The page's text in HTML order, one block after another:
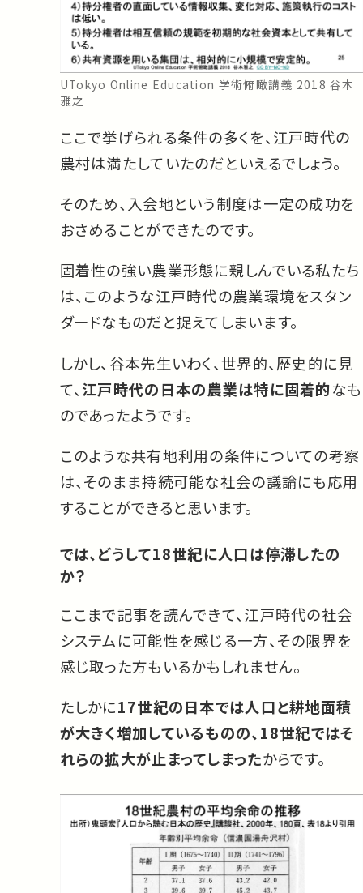
UTokyo Online Education 学術俯瞰講義 2018 谷本
雅之
ここで挙げられる条件の多くを、江戸時代の
農村は満たしていたのだといえるでしょう。
そのため、入会地という制度は一定の成功を
おさめることができたのです。
固着性の強い農業形態に親しんでいる私たち
は、このような江戸時代の農業環境をスタン
ダードなものだと捉えてしまいます。
しかし、谷本先生いわく、世界的、歴史的に見
て、 江戸時代の日本の農業は特に固着的なも
のであったようです。
このような共有地利用の条件についての考察
は、そのまま持続可能な社会の議論にも応用
することができると思います。
では、どうして18世紀に人口は停滞したの
か？
ここまで記事を読んできて、江戸時代の社会
システムに可能性を感じる一方、その限界を
感じ取った方もいるかもしれません。
たしかに17世紀の日本では人口と耕地面積
が大きく増加しているものの、18世紀ではそ
れらの拡大が止まってしまったからです。